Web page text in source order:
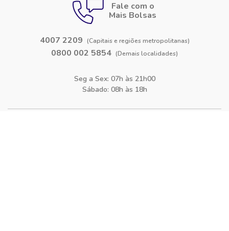
Fale com o
Mais Bolsas
4007 2209 (Capitais e regiões metropolitanas)
0800 002 5854 (Demais localidades)
Seg a Sex: 07h às 21h00
Sábado: 08h às 18h